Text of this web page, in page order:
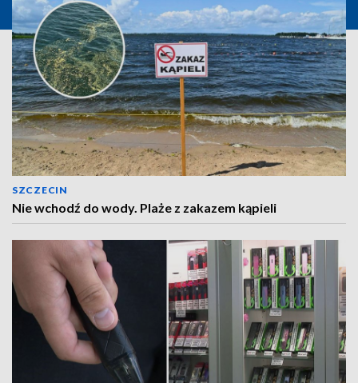
SZCZECIN
Nie wchodź do wody. Plaże z zakazem kąpieli